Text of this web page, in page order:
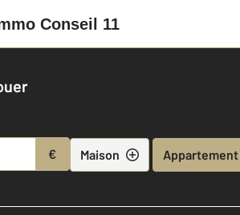
Conseil 11
€ Maison Appartement